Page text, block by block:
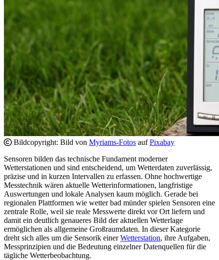
Bildcopyright: Bild von Myriams-Fotos aufPixabay
Sensoren bilden das technische Fundament moderner
Wetterstationen und sind entscheidend, um Wetterdaten zuverlässig,
präzise und in kurzen Intervallen zu erfassen. Ohne hochwertige
Messtechnik wären aktuelle Wetterinformationen, langfristige
Auswertungen und lokale Analysen kaum möglich. Gerade bei
regionalen Plattformen wie wetter bad münder spielen Sensoren eine
zentrale Rolle, weil sie reale Messwerte direkt vor Ort liefern und
damit ein deutlich genaueres Bild der aktuellen Wetterlage
ermöglichen als allgemeine Großraumdaten. In dieser Kategorie
dreht sich alles um die Sensorik einerWetterstation, ihre Aufgaben,
Messprinzipien und die Bedeutung einzelner Datenquellen für die
tägliche Wetterbeobachtung.